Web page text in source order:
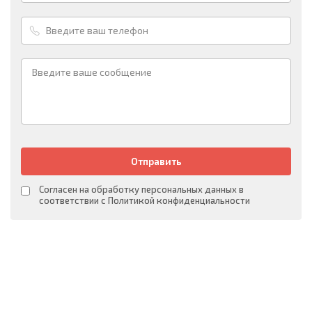
Отправить
Согласен на обработку персональных данных в
соответствии с Политикой конфиденциальности